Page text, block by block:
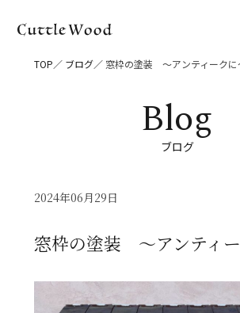
TOP ブログ 窓枠の塗装 ～アンティークに
ブログ
2024年06月29日
窓枠の塗装 ～アンティ